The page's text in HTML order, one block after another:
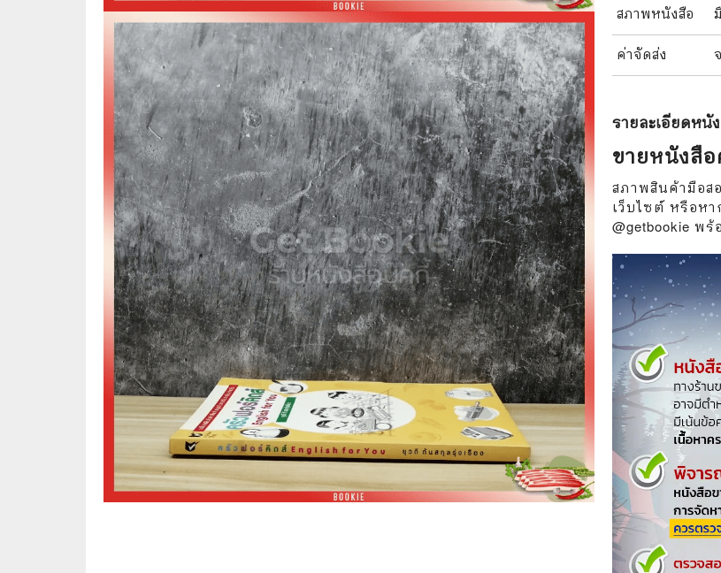
สภาพหนังสือ
ค่าจัดส่ง
รายละเอียดหนั
ขายหนังสื
สภาพสินค้ามือส
เว็บไซต์ หรือห
@getbookie พ
🧳 ท่องเที่ยว ประสบการณ์ท่องเที่ยว
💃 งานอดิเรก อาชีพ
สารคดี
🌎 สารคดี ความรู้รอบตัว
💎 เพชร พลอย อัญมณี
🛸 วิทยาศาสตร์ คณิตศาสตร์
🌾 พืช สัตว์
🥘 อาหาร สุขภาพ ความงาม
👪 ครอบครัว การเลี้ยงลูก
🏡 บ้านและสวน
🎸 ดนตรี ภาพยนตร์
⚽ กีฬา เกม
👸 นางงาม
🖥️ คอมพิวเตอร์ เทคโนโลยี
👨‍❤️‍👨 การ์ตูนวาย การ์ตูนยูริ
🕰️ การ์ตูนยุคเก่า
❤️ รัก โรแมนติก
🎭 ดราม่า ชีวิต เรื่องจริง
💀 ผี สยองขวัญ ระทึกขวัญ
🐾 เกี่ยวกับสัตว์
🎻 การ์ตูนดนตรี
🍳 การ์ตูนทำอาหาร
🕵️‍♀️ สืบสวน สอบสวน
⚔️ ต่อสู้ แอ๊คชั่น
⚽ การ์ตูนกีฬา
😀 ตลก
🔮 แฟนตาซี
🧗‍♂️ ผจญภัย ท่องเที่ยว
⛪ ศาสนา
🏙️ การเมือง
🎞️ ภาพยนตร์
โมเดล
Gossip ดารา
👙 เซ็กซี่
วัยรุ่น
🥘 อาหาร
💄 สุขภาพและควา
🏠 แต่งบ้าน
🧳 ท่องเที่ยว
คู่มือเฉลยเกม
เกษตรและธรรมช
แม่และเด็ก
ภาษาศาสตร์